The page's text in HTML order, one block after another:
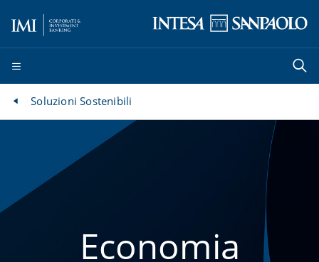
Soluzioni Sostenibili
Economia